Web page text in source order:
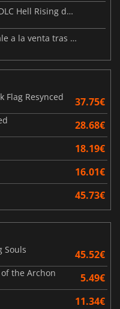
Se ha anunciado oficialmente el DLC Hell Rising de Nioh 3
Forsaken Realms: Vahrin's Call sale a la venta tras una década
Flag Resynced
37.75€
28.68€
18.19€
16.01€
45.73€
Souls
45.52€
the Archon 5.49€
11.34€